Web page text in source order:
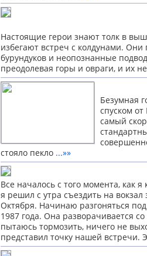
Настоящие герои знают толк в
избегают встреч с колдунами.
бурундуков и неопознанные
преодолевая горы и овраги, и их
Безумная
спуском
самый
стояло пекло ...»»
Все началось с того момента, как
я решил с утра съездить на
Октября. Начинаю разгоняться
1987 года. Она разворачивается
пытаюсь тормозить, ничего не
представил точку нашей встречи.